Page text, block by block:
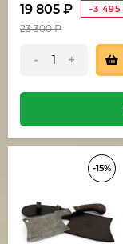
19 805 ₽ -3 495
23 300₽
- +
-15%